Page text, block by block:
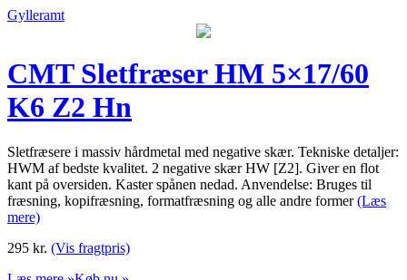
Gylleramt
CMT Sletfræser HM 5×17/60
K6 Z2 Hn
Sletfræsere i massiv hårdmetal med negative skær. Tekniske detaljer:
HWM af bedste kvalitet. 2 negative skær HW [Z2]. Giver en flot
kant på oversiden. Kaster spånen nedad. Anvendelse: Bruges til
fræsning, kopifræsning, formatfræsning og alle andre former(Læs
mere)
295 kr. (Vis fragtpris)